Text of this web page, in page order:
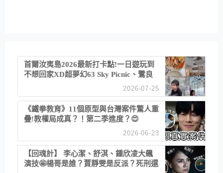
首爾汝夷島2026最新打卡點!一日遊玩到
不想回家XD超夢幻63 Sky Picnic、鷺良
津帝王蟹大餐、《淚之女王》拍攝地、漢
2026-07-25
《鐵拳教育》11個原型與台灣案件驚人重
疊!教權局成真？！第二季進度？😍
2026-06-23
【回魂計】 李心潔、舒淇、鍾欣凌大飆
演技🤩楊哥是誰？賈靜雯是反派？死刑還